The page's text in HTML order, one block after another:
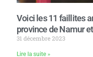
Voici les 11 faillites
province de Namur
31 décembre 2023
Lire la suite »